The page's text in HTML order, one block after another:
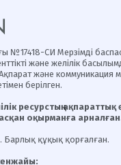
№17418-СИ Мерзімді
және желілік
және коммуникация
берілген.
ресурстың ақпараттық
оқырманға
Барлық құқық қорғалған.